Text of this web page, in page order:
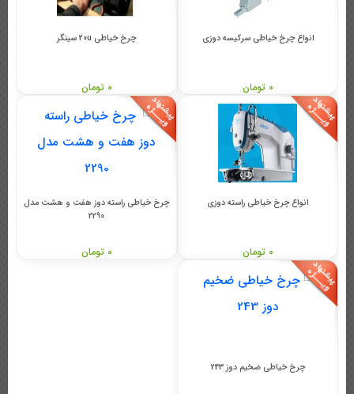
انواع چرخ خیاطی سرکیسه دوزی
0 تومان
چرخ خیاطی 20u سینگر
0 تومان
انواع چرخ خیاطی راسته دوزی
0 تومان
چرخ خیاطی راسته دوز هفت و هشت مدل
2290
0 تومان
چرخ خیاطی ضخیم دوز 243